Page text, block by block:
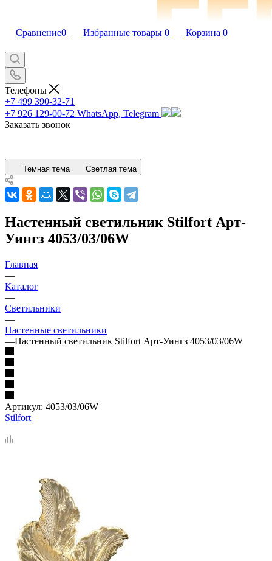
Сравнение0 Избранные товары 0 Корзина 0
Телефоны
+7 499 390-32-71
+7 926 129-00-72 WhatsApp, Telegram
Заказать звонок
Темная тема Светлая тема
Настенный светильник Stilfort Арт-
Уингз 4053/03/06W
Главная
—
Каталог
—
Светильники
—
Настенные светильники
—Настенный светильник Stilfort Арт-Уингз 4053/03/06W
Артикул: 4053/03/06W
Stilfort